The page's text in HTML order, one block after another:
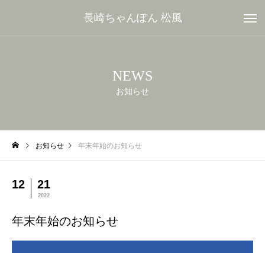
長崎ちゃんぽん 松風
NEWS
お知らせ
お知らせ 年末年始のお知らせ
12 21
2022
年末年始のお知らせ